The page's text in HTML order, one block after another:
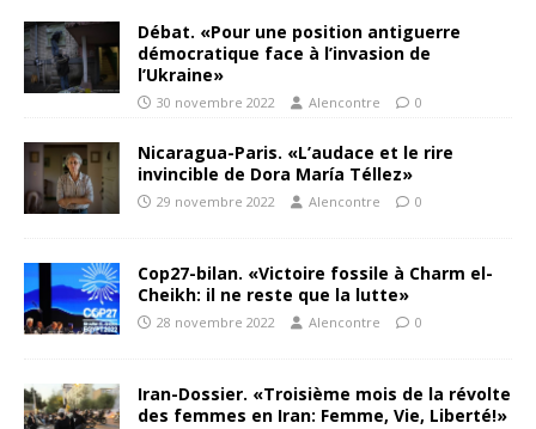
Débat. «Pour une position antiguerre
démocratique face à l’invasion de
l’Ukraine»
30 novembre 2022 Alencontre 0
Nicaragua-Paris. «L’audace et le rire
invincible de Dora María Téllez»
29 novembre 2022 Alencontre 0
Cop27-bilan. «Victoire fossile à Charm el-
Cheikh: il ne reste que la lutte»
28 novembre 2022 Alencontre 0
Iran-Dossier. «Troisième mois de la révolte
des femmes en Iran: Femme, Vie, Liberté!»